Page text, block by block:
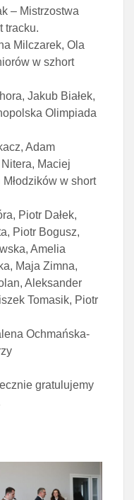
– Mistrzostwa
tracku.
Milczarek, Ola
w szhort
Jakub Białek,
Olimpiada
Adam
Maciej
w short
Piotr Dałek,
Piotr Bogusz,
Amelia
Maja Zimna,
Aleksander
Tomasik, Piotr
Ochmańska-
gratulujemy